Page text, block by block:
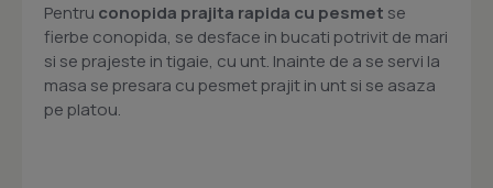
Pentru conopida prajita rapida cu pesmet se
fierbe conopida, se desface in bucati potrivit de mari
si se prajeste in tigaie, cu unt. Inainte de a se servi la
masa se presara cu pesmet prajit in unt si se asaza
pe platou.